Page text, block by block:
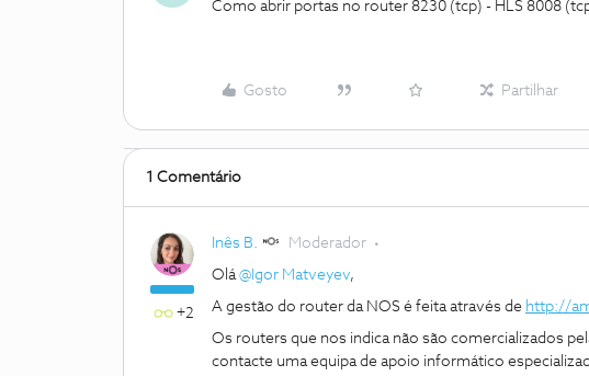
Como abrir portas no router 8230 (tcp) - HLS 8008
Gosto Partilhar
1 Comentário
+2
Inês B. Moderador
Olá@Igor Matveyev,
A gestão do router da NOS é feita através de http://
Os routers que nos indica não são comercializados
contacte uma equipa de apoio informático